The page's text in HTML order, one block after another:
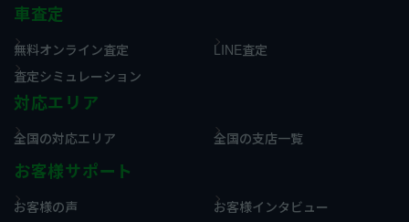
車査定
無料オンライン査定
LINE査定
査定シミュレーション
対応エリア
全国の対応エリア 全国の支店一覧
お客様サポート
お客様の声
お客様インタビュー